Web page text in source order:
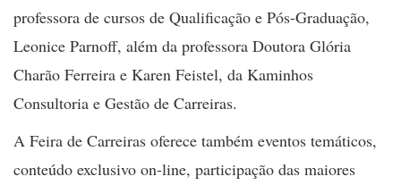
professora de cursos de Qualificação e Pós-Graduação,
Leonice Parnoff, além da professora Doutora Glória
Charão Ferreira e Karen Feistel, da Kaminhos
Consultoria e Gestão de Carreiras.
A Feira de Carreiras oferece também eventos temáticos,
conteúdo exclusivo on-line, participação das maiores